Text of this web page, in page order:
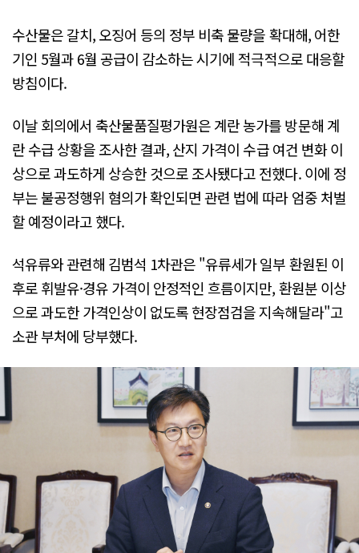
수산물은 갈치, 오징어 등의 정부 비축 물량을 확대해, 어한
기인 5월과 6월 공급이 감소하는 시기에 적극적으로 대응할
방침이다.
이날 회의에서 축산물품질평가원은 계란 농가를 방문해 계
란 수급 상황을 조사한 결과, 산지 가격이 수급 여건 변화 이
상으로 과도하게 상승한 것으로 조사됐다고 전했다. 이에 정
부는 불공정행위 혐의가 확인되면 관련 법에 따라 엄중 처벌
할 예정이라고 했다.
석유류와 관련해 김범석 1차관은 "유류세가 일부 환원된 이
후로 휘발유·경유 가격이 안정적인 흐름이지만, 환원분 이상
으로 과도한 가격인상이 없도록 현장점검을 지속해달라"고
소관 부처에 당부했다.